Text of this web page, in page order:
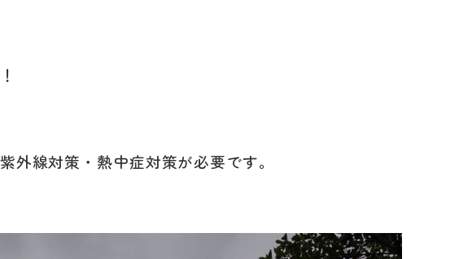
外線対策・熱中症対策が必要です。